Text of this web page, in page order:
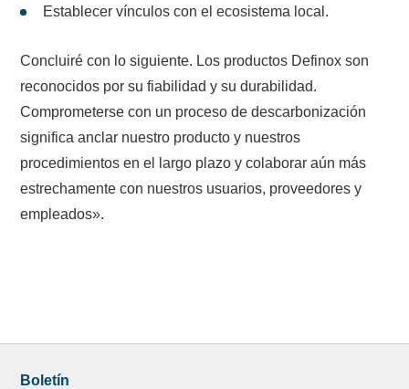
Establecer vínculos con el ecosistema local.
Concluiré con lo siguiente. Los productos Definox son
reconocidos por su fiabilidad y su durabilidad.
Comprometerse con un proceso de descarbonización
significa anclar nuestro producto y nuestros
procedimientos en el largo plazo y colaborar aún más
estrechamente con nuestros usuarios, proveedores y
empleados».
Boletín